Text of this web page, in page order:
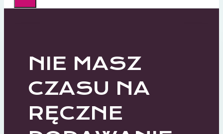
NIE MASZ
CZASU NA
RĘCZNE